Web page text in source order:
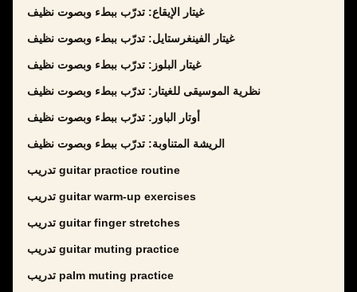
غيتار الإيقاع: تدرّب ببطء وبصوت نظيف
غيتار الفينغرستايل: تدرّب ببطء وبصوت نظيف
غيتار البلوز: تدرّب ببطء وبصوت نظيف
نظرية الموسيقى للغيتار: تدرّب ببطء وبصوت نظيف
أوتار الباور: تدرّب ببطء وبصوت نظيف
الريشة المتناوبة: تدرّب ببطء وبصوت نظيف
تدريب guitar practice routine
تدريب guitar warm-up exercises
تدريب guitar finger stretches
تدريب guitar muting practice
تدريب palm muting practice